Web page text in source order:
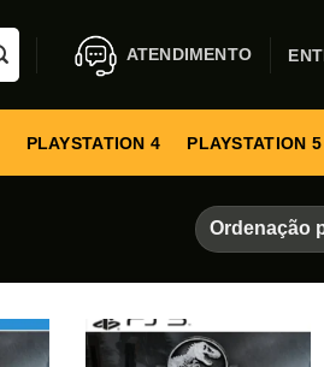
ATENDIMENTO
PLAYSTATION 4 PLAYSTATION 5